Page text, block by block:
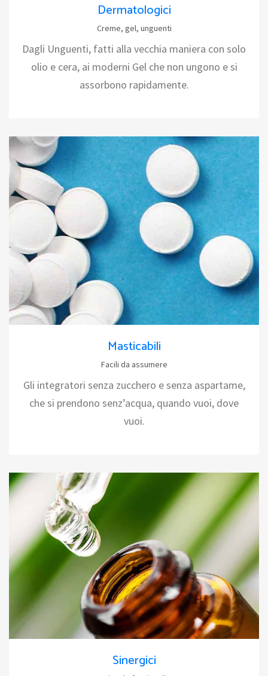
Dermatologici
Creme, gel, unguenti
Dagli Unguenti, fatti alla vecchia maniera con solo
olio e cera, ai moderni Gel che non ungono e si
assorbono rapidamente.
Masticabili
Facili da assumere
Gli integratori senza zucchero e senza aspartame,
che si prendono senz’acqua, quando vuoi, dove
vuoi.
Sinergici